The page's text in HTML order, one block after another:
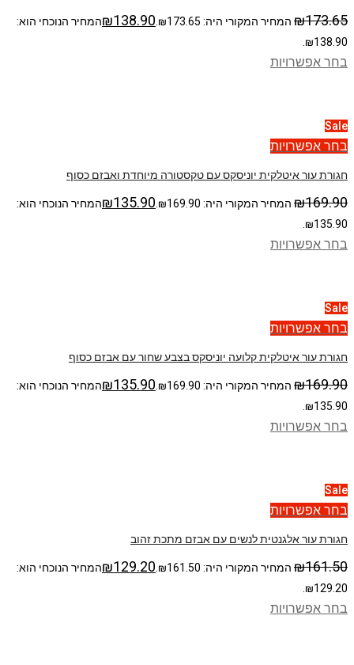
₪173.65 המחיר המקורי היה: ₪173.65. ₪138.90
המחיר הנוכחי הוא:
₪138.90.
בחר אפשרויות
Sale
בחר אפשרויות
חגורת עור איטלקית יוניסקס עם טקסטורה מיוחדת ואבזם כסוף
₪169.90 המחיר המקורי היה: ₪169.90. ₪135.90
המחיר הנוכחי הוא:
₪135.90.
בחר אפשרויות
Sale
בחר אפשרויות
חגורת עור איטלקית קלועה יוניסקס בצבע שחור עם אבזם כסוף
₪169.90 המחיר המקורי היה: ₪169.90. ₪135.90
המחיר הנוכחי הוא:
₪135.90.
בחר אפשרויות
Sale
בחר אפשרויות
חגורת עור אלגנטית לנשים עם אבזם מתכת זהוב
₪161.50 המחיר המקורי היה: ₪161.50. ₪129.20
המחיר הנוכחי הוא:
₪129.20.
בחר אפשרויות